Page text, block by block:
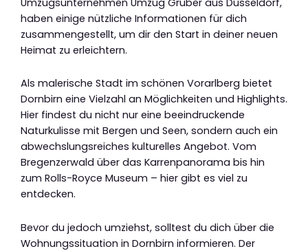
haben einige nützliche Informationen für dich
zusammengestellt, um dir den Start in deiner neuen
Heimat zu erleichtern.
Als malerische Stadt im schönen Vorarlberg bietet
Dornbirn eine Vielzahl an Möglichkeiten und Highlights.
Hier findest du nicht nur eine beeindruckende
Naturkulisse mit Bergen und Seen, sondern auch ein
abwechslungsreiches kulturelles Angebot. Vom
Bregenzerwald über das Karrenpanorama bis hin
zum Rolls-Royce Museum – hier gibt es viel zu
entdecken.
Bevor du jedoch umziehst, solltest du dich über die
Wohnungssituation in Dornbirn informieren. Der